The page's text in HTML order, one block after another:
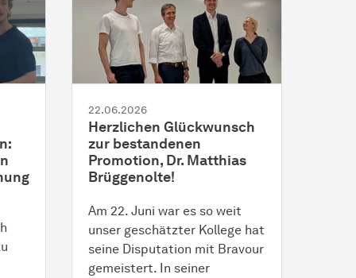
22.06.2026
Herzlichen Glückwunsch
zur bestandenen
Promotion, Dr. Matthias
Brüggenolte!
Am 22. Juni war es so weit
unser geschätzter Kollege hat
seine Disputation mit Bravour
gemeistert. In seiner